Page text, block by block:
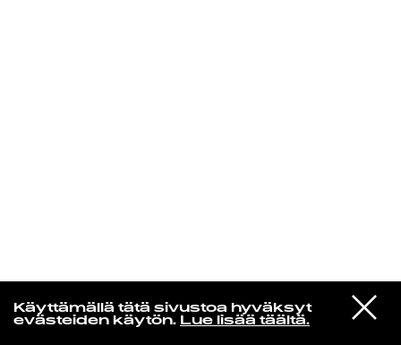
Käyttämällä tätä sivustoa hyväksyt
evästeiden käytön. Lue lisää täältä.
VIESTI
STUDIOON
Iron Country Sisters
Ghost